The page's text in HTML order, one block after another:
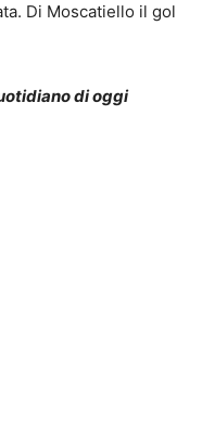
Di Moscatiello il gol
di oggi